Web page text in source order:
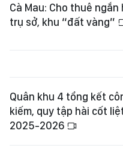
Cà Mau: Cho thuê ngắn
trụ sở, khu “đất vàng”
Quân khu 4 tổng kết
kiếm, quy tập hài cốt
2025-2026